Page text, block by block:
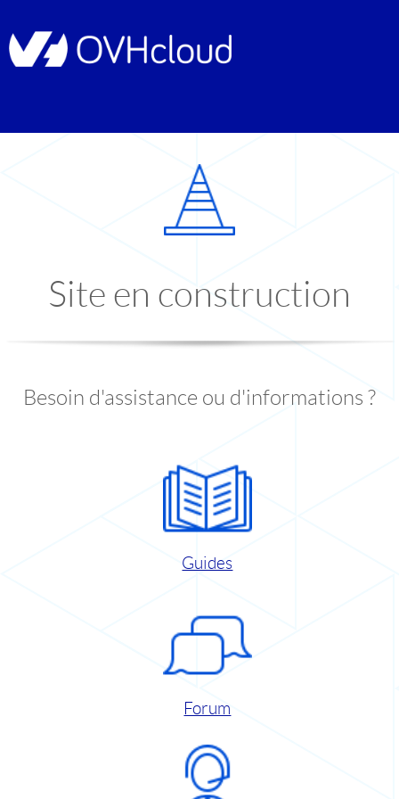
Site en construction
Besoin d'assistance ou d'informations ?
Guides
Forum